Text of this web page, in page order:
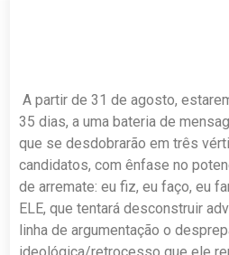
A partir de 31 de agosto,
35 dias, a uma bateria de
que se desdobrarão em três
candidatos, com ênfase no
de arremate: eu fiz, eu faço, eu
ELE, que tentará desconstruir
linha de argumentação o